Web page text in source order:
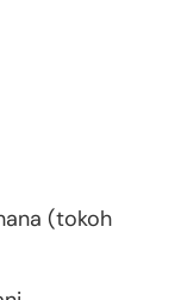
(tokoh